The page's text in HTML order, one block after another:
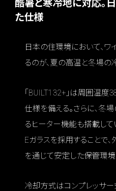
酷暑と寒冷地に対応。
た仕様
日本の住環境において、
るのが、夏の高温と冬場の
「BUILT132+」は周囲温
仕様を備える。さらに、冬
るヒーター機能も搭載し
Eガラスを採用することで
を通じて安定した保管環境
冷却方式はコンプレッサ